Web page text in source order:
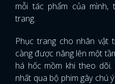
mỗi tác phẩm của
trang.
Phục trang cho nhân vật
càng được nâng lên một
há hốc mồm khi theo
nhất qua bộ phim gây chú